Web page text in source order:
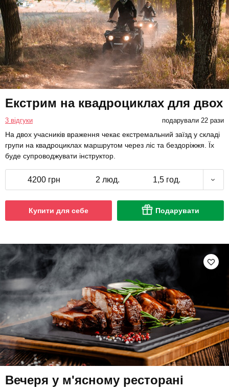
Екстрим на квадроциклах для двох
3 відгуки подарували 22 рази
На двох учасників враження чекає екстремальний заїзд у складі
групи на квадроциклах маршрутом через ліс та бездоріжжя. Їх
буде супроводжувати інструктор.
4200 грн 2 люд. 1,5 год.
Купити для себе Подарувати
Вечеря у м'ясному ресторані